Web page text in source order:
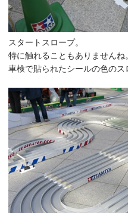
スタートスロープ。
特に触れることもありませんね。
車検で貼られたシールの色のス